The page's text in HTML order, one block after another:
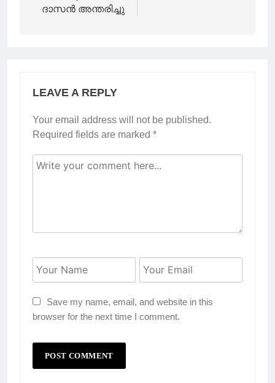
ദാസൻ അന്തരിച്ചു
LEAVE A REPLY
Your email address will not be published.
Required fields are marked *
Save my name, email, and website in this
browser for the next time I comment.